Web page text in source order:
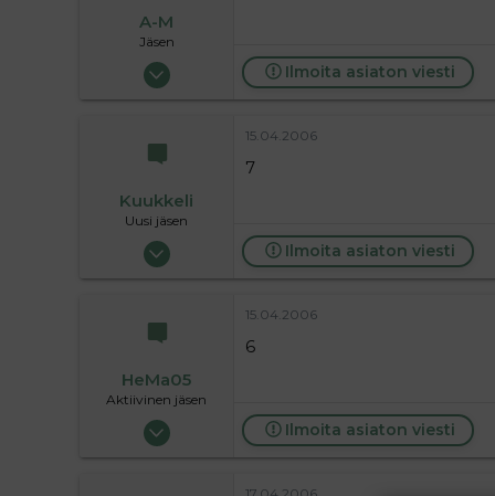
A-M
Jäsen
04.11.2005
Ilmoita asiaton viesti
Kuukkeli
Uusi jäsen
09.11.2004
15.04.2006
7
Ilmoita asiaton viesti
HeMa05
Aktiivinen jäsen
30.07.2005
15.04.2006
6
Ilmoita asiaton viesti